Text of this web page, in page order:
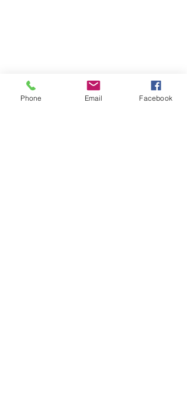
Phone Email Facebook